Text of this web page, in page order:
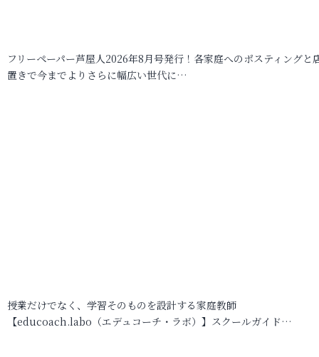
フリーペーパー芦屋人2026年8月号発行！各家庭へのポスティングと
置きで今までよりさらに幅広い世代に…
授業だけでなく、学習そのものを設計する家庭教師
【educoach.labo（エデュコーチ・ラボ）】スクールガイド…